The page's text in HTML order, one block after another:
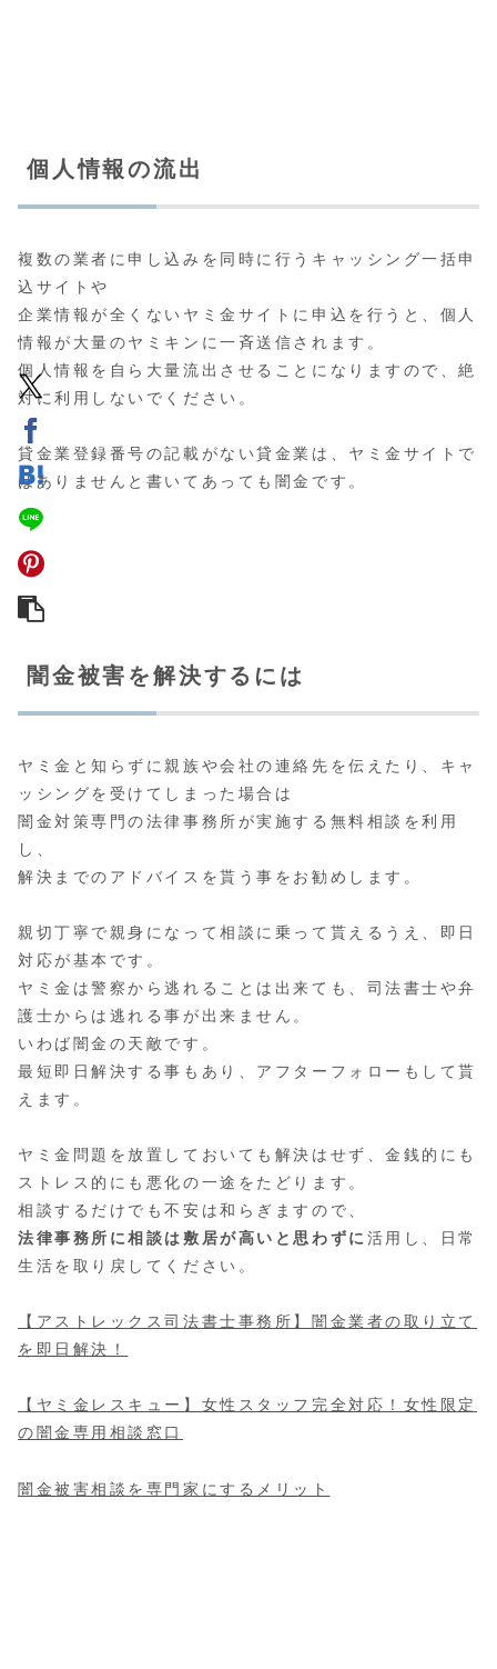
個人情報の流出
複数の業者に申し込みを同時に行うキャッシング一括申
込サイトや
企業情報が全くないヤミ金サイトに申込を行うと、個人
情報が大量のヤミキンに一斉送信されます。
個人情報を自ら大量流出させることになりますので、絶
対に利用しないでください。
貸金業登録番号の記載がない貸金業は、ヤミ金サイトで
はありませんと書いてあっても闇金です。
闇金被害を解決するには
ヤミ金と知らずに親族や会社の連絡先を伝えたり、キャ
ッシングを受けてしまった場合は
闇金対策専門の法律事務所が実施する無料相談 を利用
し、
解決までのアドバイスを貰う事をお勧めします。
親切丁寧で親身になって相談に乗って貰えるうえ、即日
対応が基本です。
ヤミ金は警察から逃れることは出来ても、司法書士や弁
護士からは逃れる事が出来ません。
いわば闇金の天敵です。
最短即日解決する事もあり、アフターフォローもして貰
えます。
ヤミ金問題を放置しておいても解決はせず、金銭的にも
ストレス的にも悪化の一途をたどります。
相談するだけでも不安は和らぎますので、
法律事務所に相談は敷居が高いと思わずに 活用し、日常
生活を取り戻してください。
【アストレックス司法書士事務所】闇金業者の取り立て
を即日解決！
【ヤミ金レスキュー】女性スタッフ完全対応！女性限定
の闇金専用相談窓口
闇金被害相談を専門家にするメリット